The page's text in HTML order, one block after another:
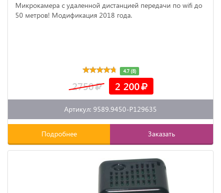
Микрокамера с удаленной дистанцией передачи по wifi до
50 метров! Модификация 2018 года.
4.7 (8)
2750 2 200
Артикул: 9589.9450-P129635
Подробнее Заказать